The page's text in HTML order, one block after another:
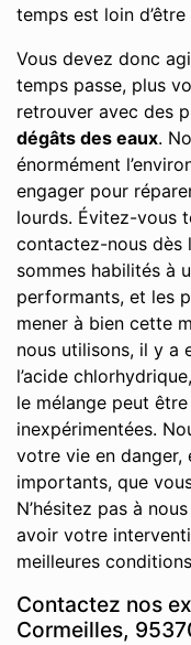
temps est loin d’être
Vous devez donc
temps passe, plus
retrouver avec des
dégâts des eaux.
énormément
engager pour
lourds. Évitez-vous
contactez-nous dès
sommes habilités à
performants, et les
mener à bien cette
nous utilisons, il y a
l’acide
le mélange peut
inexpérimentées.
votre vie en danger,
importants, que
N’hésitez pas à
avoir votre
meilleures
Contactez nos
Cormeilles,